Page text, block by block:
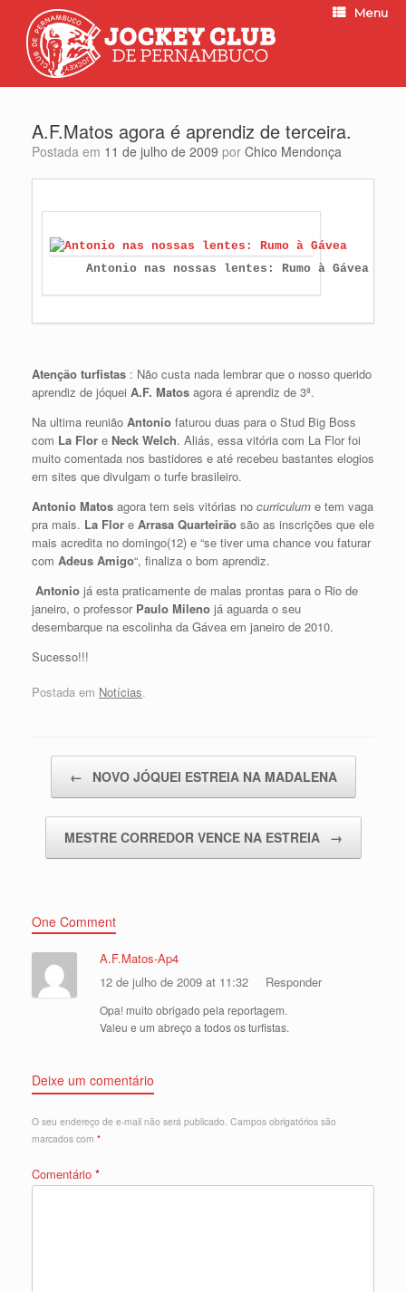
Menu
A.F.Matos agora é aprendiz de terceira.
Postada em 11 de julho de 2009 por Chico Mendonça
Antonio nas nossas lentes: Rumo à Gávea
Atenção turfistas : Não custa nada lembrar que o nosso querido
aprendiz de jóquei A.F. Matos agora é aprendiz de 3ª.
Na ultima reunião Antonio faturou duas para o Stud Big Boss
com La Flor e Neck Welch. Aliás, essa vitória com La Flor foi
muito comentada nos bastidores e até recebeu bastantes elogios
em sites que divulgam o turfe brasileiro.
Antonio Matos agora tem seis vitórias no curriculum e tem vaga
pra mais. La Flor e Arrasa Quarteirão são as inscrições que ele
mais acredita no domingo(12) e “se tiver uma chance vou faturar
com Adeus Amigo“, finaliza o bom aprendiz.
Antonio já esta praticamente de malas prontas para o Rio de
janeiro, o professor Paulo Mileno já aguarda o seu
desembarque na escolinha da Gávea em janeiro de 2010.
Sucesso!!!
Postada em Notícias.
← NOVO JÓQUEI ESTREIA NA MADALENA
MESTRE CORREDOR VENCE NA ESTREIA →
One Comment
A.F.Matos-Ap4
12 de julho de 2009 at 11:32
Responder
Opa! muito obrigado pela reportagem.
Valeu e um abreço a todos os turfistas.
Deixe um comentário
O seu endereço de e-mail não será publicado. Campos obrigatórios são
marcados com *
Comentário *